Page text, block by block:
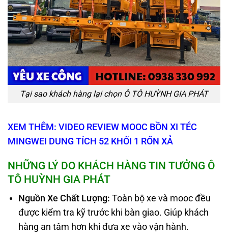
Tại sao khách hàng lại chọn Ô TÔ HUỲNH GIA PHÁT
XEM THÊM: VIDEO REVIEW MOOC BỒN XI TÉC
MINGWEI DUNG TÍCH 52 KHỐI 1 RỐN XẢ
NHỮNG LÝ DO KHÁCH HÀNG TIN TƯỞNG Ô
TÔ HUỲNH GIA PHÁT
Nguồn Xe Chất Lượng: Toàn bộ xe và mooc đều
được kiểm tra kỹ trước khi bàn giao. Giúp khách
hàng an tâm hơn khi đưa xe vào vận hành.